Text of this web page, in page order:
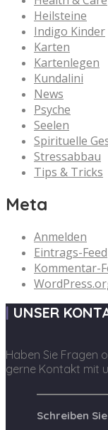
Heilsteine
Indigo Kinder
Karten
Kartenlegen
Kundalini
News
Psyche
Seelen
Spirituelle
Stressabbau
Tips & Tricks
Meta
Anmelden
Eintrags-Feed
Kommentar-
UNSER
Haben Sie Fragen
gerne Kontakt mit
Schreiben